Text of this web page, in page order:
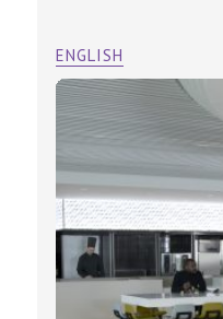
ENGLISH